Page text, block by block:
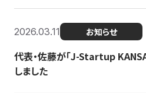
2026.03.11 お知らせ
代表・佐藤が「J-Startup
しました